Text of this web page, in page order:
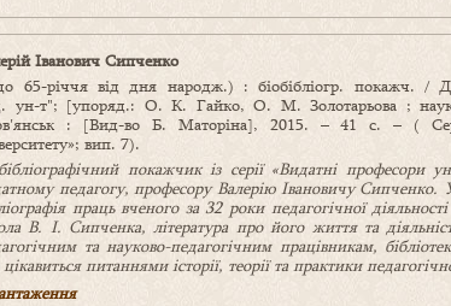
Іванович Сипченко
65-річчя від дня народж.) : біобібліогр. покажч. /
ун-т"; [упоряд.: О. К. Гайко, О. М. Золотарьова ;
: [Вид-во Б. Маторіна], 2015. – 41 с. – (
вип. 7).
покажчик із серії «Видатні професори
педагогу, професору ВалеріюІвановичу Сипченко.
праць вченого за 32 роки педагогічної
В. І. Сипченка, література про його життя та
та науково-педагогічним працівникам,
питаннями історії, теорії та практики